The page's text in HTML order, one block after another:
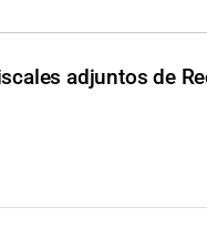
adjuntos de